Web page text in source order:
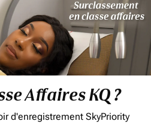
Affaires KQ ?
d'enregistrement SkyPriority